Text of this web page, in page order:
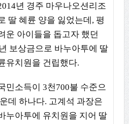
년 경주 마우나오션리조
딸 혜륜 양을 잃었는데, 평
운 아이들을 돕고자 했던
보상금으로 바누아투에 딸
유치원을 건립했다.
민소득이 3천700불 수준으
데 하나다. 고계석 과장은
누아투에 유치원을 지어 딸